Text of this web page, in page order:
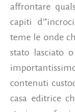
affrontare
capiti
teme le onde
stato lasciato
contenuti
casa editrice